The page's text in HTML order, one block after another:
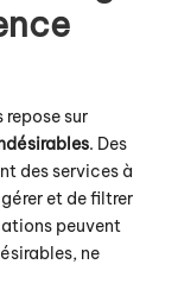
repose sur
. Des
des services à
et de filtrer
peuvent
ne